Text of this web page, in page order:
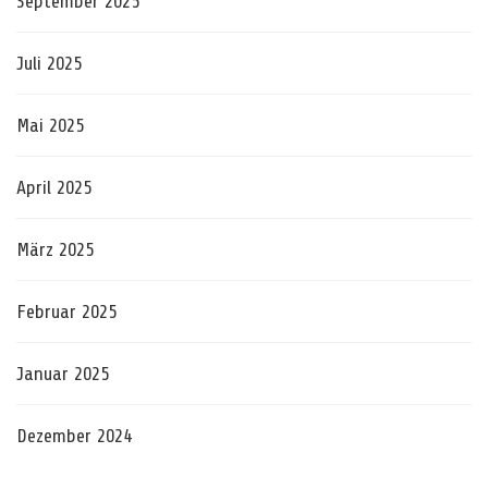
Juli 2025
Mai 2025
April 2025
März 2025
Februar 2025
Januar 2025
Dezember 2024